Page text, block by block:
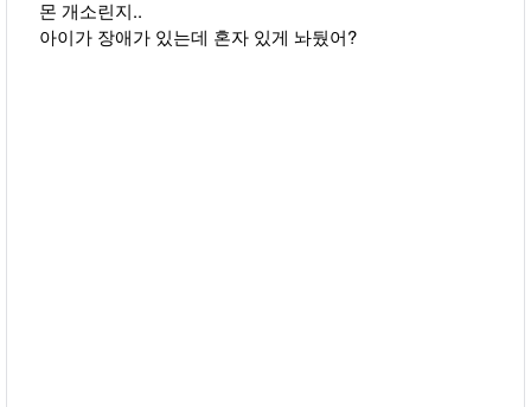
몬 개소린지..
아이가 장애가 있는데 혼자 있게 놔뒀어?